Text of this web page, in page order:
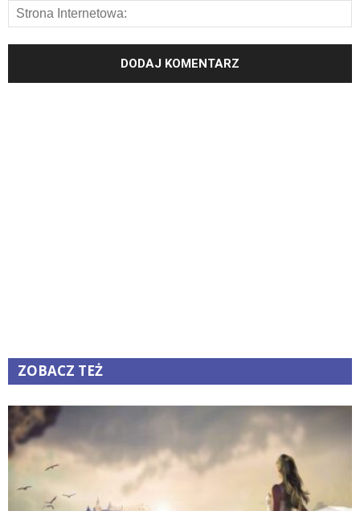
ZOBACZ TEŻ